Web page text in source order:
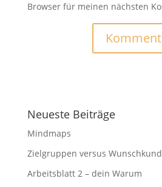
Browser für meinen nächsten
Neueste Beiträge
Mindmaps
Zielgruppen versus
Arbeitsblatt 2 – dein Warum